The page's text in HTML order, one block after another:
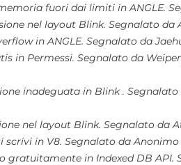
fuori dai limiti in ANGLE.
nel layout Blink. Segnalato da
in ANGLE. Segnalato da
in Permessi. Segnalato da
inadeguata in Blink .
nel layout Blink. Segnalato da
scrivi in ​​V8. Segnalato da Anonimo
gratuitamente in Indexed DB